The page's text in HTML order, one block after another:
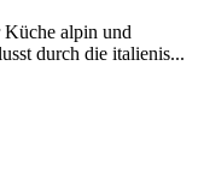
Küche alpin und
durch die italienis...